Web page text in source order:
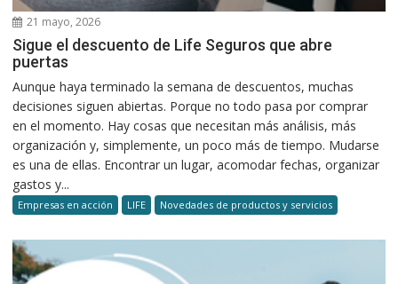
21 mayo, 2026
Sigue el descuento de Life Seguros que abre
puertas
Aunque haya terminado la semana de descuentos, muchas
decisiones siguen abiertas. Porque no todo pasa por comprar
en el momento. Hay cosas que necesitan más análisis, más
organización y, simplemente, un poco más de tiempo. Mudarse
es una de ellas. Encontrar un lugar, acomodar fechas, organizar
gastos y...
Empresas en acción LIFE Novedades de productos y servicios